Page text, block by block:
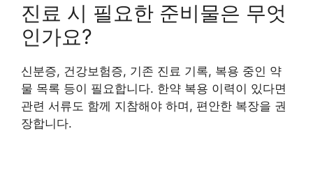
진료 시 필요한 준비물은 무엇
인가요?
신분증, 건강보험증, 기존 진료 기록, 복용 중인 약
물 목록 등이 필요합니다. 한약 복용 이력이 있다면
관련 서류도 함께 지참해야 하며, 편안한 복장을 권
장합니다.